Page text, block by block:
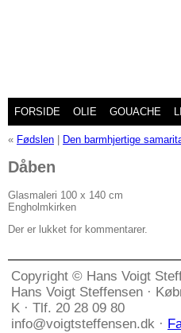
FORSIDE OLIE GOUACHE
« Fødslen Den barmhjertige
Dåben
Glasmaleri 100 x 140 cm
Engholmkirken
Der er lukket for kommentarer.
Copyright © Hans Voigt
Hans Voigt Steffensen ·
K · Tlf. 20 28 09 80
info@voigtsteffensen.dk ·